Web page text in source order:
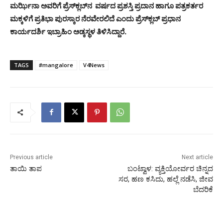
ಮರ್ಝಿನಾ ಅವರಿಗೆ ಪ್ರೆಸ್‌ಕ್ಲಬ್‌ನ ವರ್ಷದ ಪ್ರಶಸ್ತಿ ಪ್ರದಾನ ಹಾಗೂ ಪತ್ರಕರ್ತರ
ಮಕ್ಕಳಿಗೆ ಪ್ರತಿಭಾ ಪುರಸ್ಕಾರ ನೆರವೇರಲಿದೆ ಎಂದು ಪ್ರೆಸ್‌ಕ್ಲಬ್ ಪ್ರಧಾನ
ಕಾರ್ಯದರ್ಶಿ ಇಬ್ರಾಹಿಂ ಅಡ್ಕಸ್ಥಳ ತಿಳಿಸಿದ್ದಾರೆ.
TAGS #mangalore V4News
Previous article
ತಾಯಿ ತಾಪ
Next article
ಬಂಟ್ವಾಳ: ವ್ಯಕ್ತಿಯೋರ್ವರ ಚಿನ್ನದ
ಸರ, ಹಣ ಕಸಿದು, ಹಲ್ಲೆ ನಡೆಸಿ, ಜೀವ
ಬೆದರಿಕೆ